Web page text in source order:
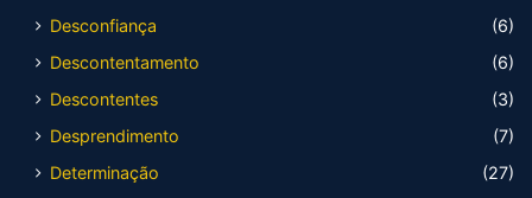
Desconfiança
(6)
Descontentamento
(6)
Descontentes
(3)
Desprendimento
(7)
Determinação
(27)